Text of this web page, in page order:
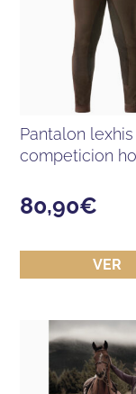
pantalon lexhis tiago
competicion
80,90€
VER